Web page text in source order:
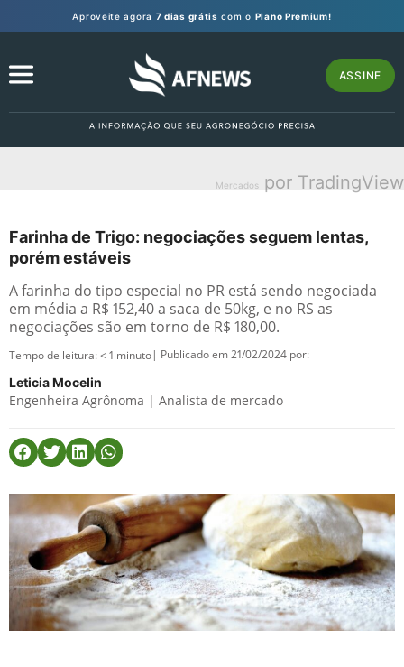
Aproveite agora 7 dias grátis com o Plano Premium!
ASSINE
Mercados por TradingView
Farinha de Trigo: negociações seguem lentas,
porém estáveis
A farinha do tipo especial no PR está sendo negociada
em média a R$ 152,40 a saca de 50kg, e no RS as
negociações são em torno de R$ 180,00.
Tempo de leitura:< 1 minuto| Publicado em 21/02/2024 por:
Leticia Mocelin
Engenheira Agrônoma | Analista de mercado